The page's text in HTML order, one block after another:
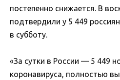
постепенно снижается. В
подтвердили у 5 449
в субботу.
«За сутки в России — 5 449
коронавируса, полностью